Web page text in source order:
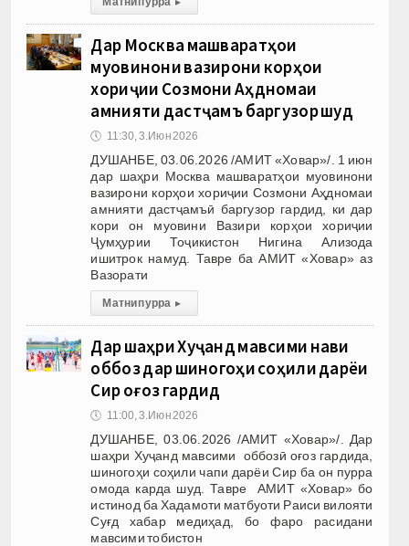
Дар Москва машваратҳои
муовинони вазирони корҳои
хориҷии Созмони Аҳдномаи
амнияти дастҷамъӣ баргузор шуд
🕔 11:30, 3.Июн 2026
ДУШАНБЕ, 03.06.2026 /АМИТ «Ховар»/. 1 июн
дар шаҳри Москва машваратҳои муовинони
вазирони корҳои хориҷии Созмони Аҳдномаи
амнияти дастҷамъӣ баргузор гардид, ки дар
кори он муовини Вазири корҳои хориҷии
Ҷумҳурии Тоҷикистон Нигина Ализода
ишитрок намуд. Тавре ба АМИТ «Ховар» аз
Вазорати
Матни пурра ▸
Дар шаҳри Хуҷанд мавсими нави
оббозӣ дар шиногоҳи соҳили дарёи
Сир оғоз гардид
🕔 11:00, 3.Июн 2026
ДУШАНБЕ, 03.06.2026 /АМИТ «Ховар»/. Дар
шаҳри Хуҷанд мавсими оббозӣ оғоз гардида,
шиногоҳи соҳили чапи дарёи Сир ба он пурра
омода карда шуд. Тавре АМИТ «Ховар» бо
истинод ба Хадамоти матбуоти Раиси вилояти
Суғд хабар медиҳад, бо фаро расидани
мавсими тобистон